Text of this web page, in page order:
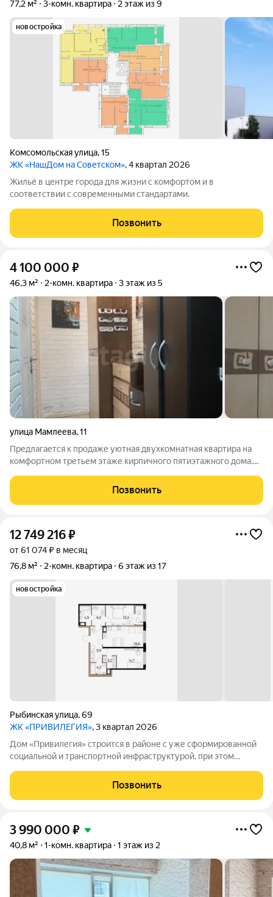
77,2 м² 3-комн. квартира 2 этаж из 9
новостройка
Комсомольская улица,15
ЖК «НашДом на Советском», 4 квартал 2026
Жильё в центре города для жизни с комфортом и в
соответствии с современными стандартами.
Позвонить
4 100 000 ₽
46,3 м² 2-комн. квартира 3 этаж из 5
улица Мамлеева,11
Предлагается к продаже уютная двухкомнатная квартира на
комфортном третьем этаже кирпичного пятиэтажного дома.
Октябрьский мост. Рядом новая, только что
отремонтированная набережная, церковь
Позвонить
12 749 216₽
от 61 074 ₽ в месяц
76,8 м²
2-комн. квартира 6 этаж из 17
новостройка
Рыбинская улица,69
ЖК «ПРИВИЛЕГИЯ», 3 квартал 2026
Дом «Привилегия» строится в районе с уже сформированной
социальной и транспортной инфраструктурой, при этом
комплекс выделяется среди уже существующих застроек и
является доминантой этого
Позвонить
3 990 000 ₽
40,8 м² 1-комн. квартира 1 этаж из 2